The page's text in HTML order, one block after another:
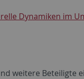
Dynamiken im
weitere Beteiligte